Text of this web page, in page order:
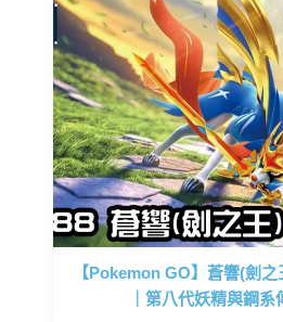
【Pokemon GO】蒼響(劍
｜第八代妖精與鋼